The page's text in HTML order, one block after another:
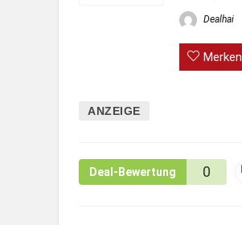
Dealhai
Merken
ANZEIGE
Deal-Bewertung 0